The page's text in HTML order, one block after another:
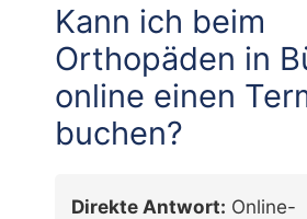
Kann ich beim
Orthopäden in
online einen
buchen?
Direkte Antwort: Online-